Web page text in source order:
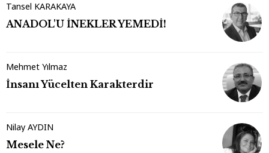
Tansel KARAKAYA
ANADOL'U İNEKLER YEMEDİ!
Mehmet Yılmaz
İnsanı Yücelten Karakterdir
Nilay AYDIN
Mesele Ne?